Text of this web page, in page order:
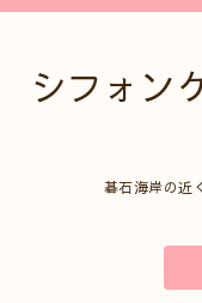
シフォン
碁石海岸の近